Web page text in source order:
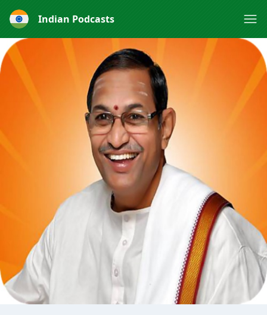
Indian Podcasts